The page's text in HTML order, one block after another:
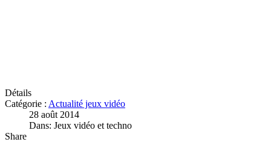
Détails
Catégorie : Actualité jeux vidéo
28 août 2014
Dans: Jeux vidéo et techno
Share